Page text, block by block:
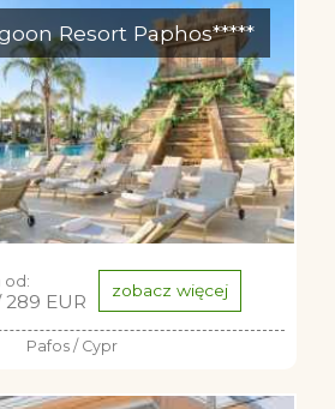
Resort Paphos*****
od:
289 EUR zobacz więcej
Pafos / Cypr